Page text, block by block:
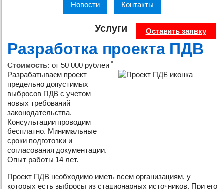
Новости Контакты
Услуги Оставить заявку
Разработка проекта ПДВ
Стоимость: от 50 000 рублей *
Разрабатываем проект
предельно допустимых
выбросов ПДВ с учетом
новых требований
законодательства.
Консультации проводим
бесплатно. Минимальные
сроки подготовки и
согласования документации.
Опыт работы 14 лет.
Проект ПДВ необходимо иметь всем организациям, у
которых есть выбросы из стационарных источников. При его